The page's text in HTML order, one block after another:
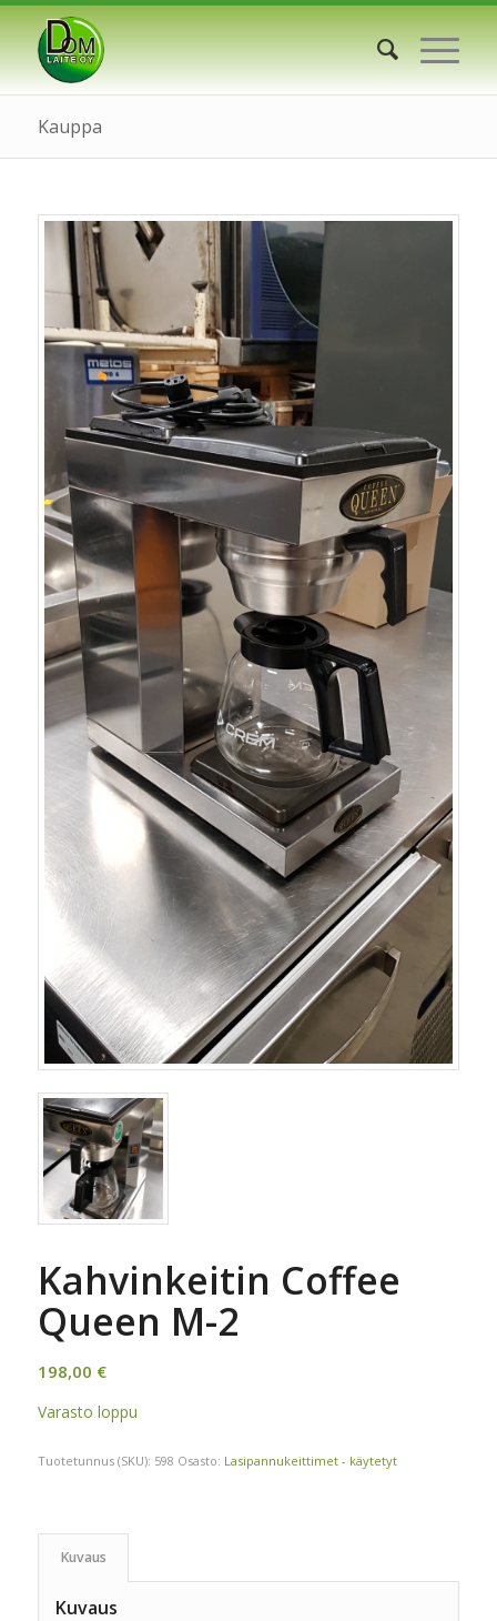
Kauppa
Kahvinkeitin Coffee
Queen M-2
198,00 €
Varasto loppu
Tuotetunnus (SKU): 598 Osasto: Lasipannukeittimet - käytetyt
Kuvaus
Kuvaus